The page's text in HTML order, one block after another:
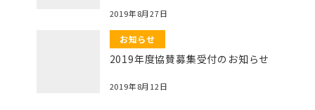
2019年8月27日
お知らせ
2019年度協賛募集受付のお知らせ
2019年8月12日